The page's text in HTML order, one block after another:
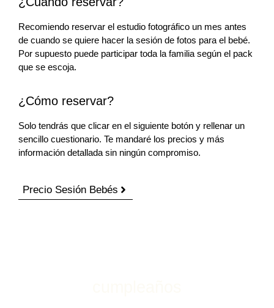
Recomiendo reservar el estudio fotográfico un mes antes
de cuando se quiere hacer la sesión de fotos para el bebé.
Por supuesto puede participar toda la familia según el pack
que se escoja.
¿Cómo reservar?
Solo tendrás que clicar en el siguiente botón y rellenar un
sencillo cuestionario. Te mandaré los precios y más
información detallada sin ningún compromiso.
Precio Sesión Bebés